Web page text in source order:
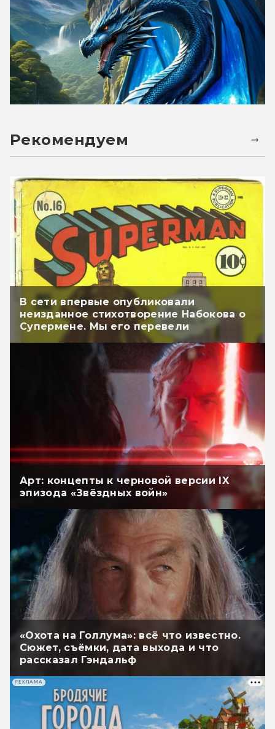
Рекомендуем
В сети впервые опубликовали
неизданное стихотворение Набокова о
Супермене. Мы его перевели
Арт: концепты к черновой версии IX
эпизода «Звёздных войн»
«Охота на Голлума»: всё что известно.
Сюжет, съёмки, дата выхода и что
рассказал Гэндальф
РЕКЛАМА